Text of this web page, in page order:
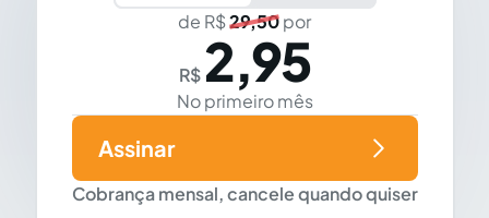
de R$29,50por
R$ 2,95
No primeiro mês
Cobrança mensal, cancele quando quiser
Assinar